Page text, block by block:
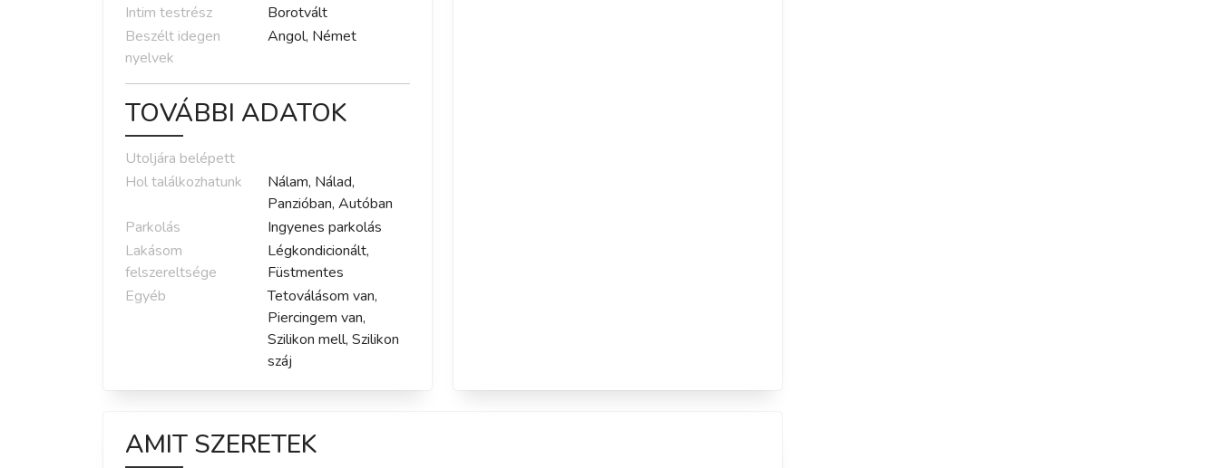
Intim testrész
Borotvált
Beszélt idegen
nyelvek
Angol, Német
TOVÁBBI ADATOK
Utoljára belépett
Hol találkozhatunk
Nálam, Nálad,
Panzióban, Autóban
Parkolás
Ingyenes parkolás
Lakásom
felszereltsége
Légkondicionált,
Füstmentes
Egyéb
Tetoválásom van,
Piercingem van,
Szilikon mell, Szilikon
száj
AMIT SZERETEK